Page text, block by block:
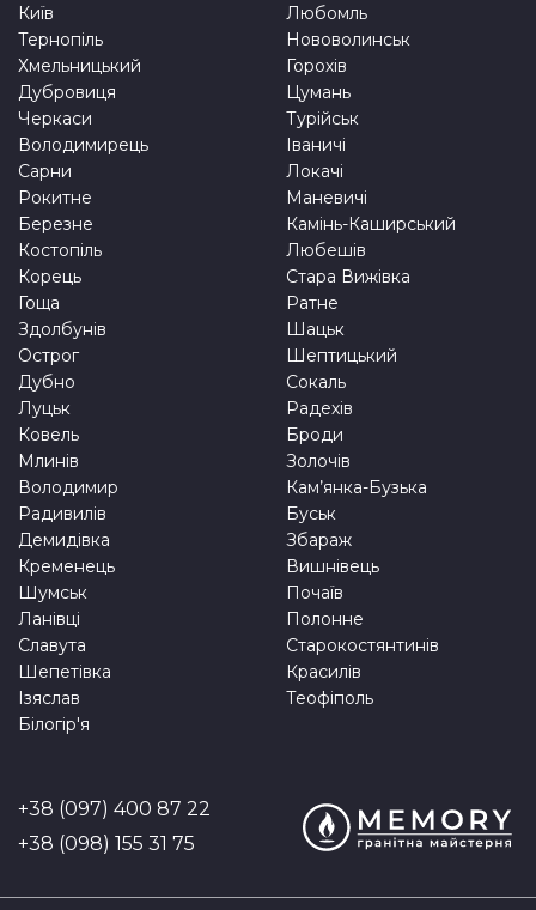
Київ
Тернопіль
Хмельницький
Дубровиця
Черкаси
Володимирець
Сарни
Рокитне
Березне
Костопіль
Корець
Гоща
Здолбунів
Острог
Дубно
Луцьк
Ковель
Млинів
Володимир
Радивилів
Демидівка
Кременець
Шумськ
Ланівці
Славута
Шепетівка
Ізяслав
Білогір'я
Любомль
Нововолинськ
Горохів
Цумань
Турійськ
Іваничі
Локачі
Маневичі
Камінь-Каширський
Любешів
Стара Вижівка
Ратне
Шацьк
Шептицький
Сокаль
Радехів
Броди
Золочів
Кам’янка-Бузька
Буськ
Збараж
Вишнівець
Почаїв
Полонне
Старокостянтинів
Красилів
Теофіполь
+38 (097) 400 87 22
+38 (098) 155 31 75